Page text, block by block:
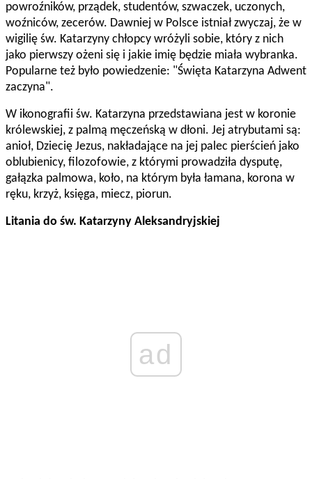
powroźników, prządek, studentów, szwaczek, uczonych,
woźniców, zecerów. Dawniej w Polsce istniał zwyczaj, że w
wigilię św. Katarzyny chłopcy wróżyli sobie, który z nich
jako pierwszy ożeni się i jakie imię będzie miała wybranka.
Popularne też było powiedzenie: "Święta Katarzyna Adwent
zaczyna".
W ikonografii św. Katarzyna przedstawiana jest w koronie
królewskiej, z palmą męczeńską w dłoni. Jej atrybutami są:
anioł, Dziecię Jezus, nakładające na jej palec pierścień jako
oblubienicy, filozofowie, z którymi prowadziła dysputę,
gałązka palmowa, koło, na którym była łamana, korona w
ręku, krzyż, księga, miecz, piorun.
Litania do św. Katarzyny Aleksandryjskiej
ad